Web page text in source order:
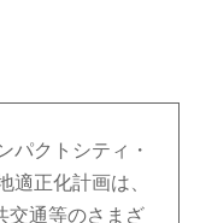
パクトシティ・
適正化計画は、
交通等のさまざ